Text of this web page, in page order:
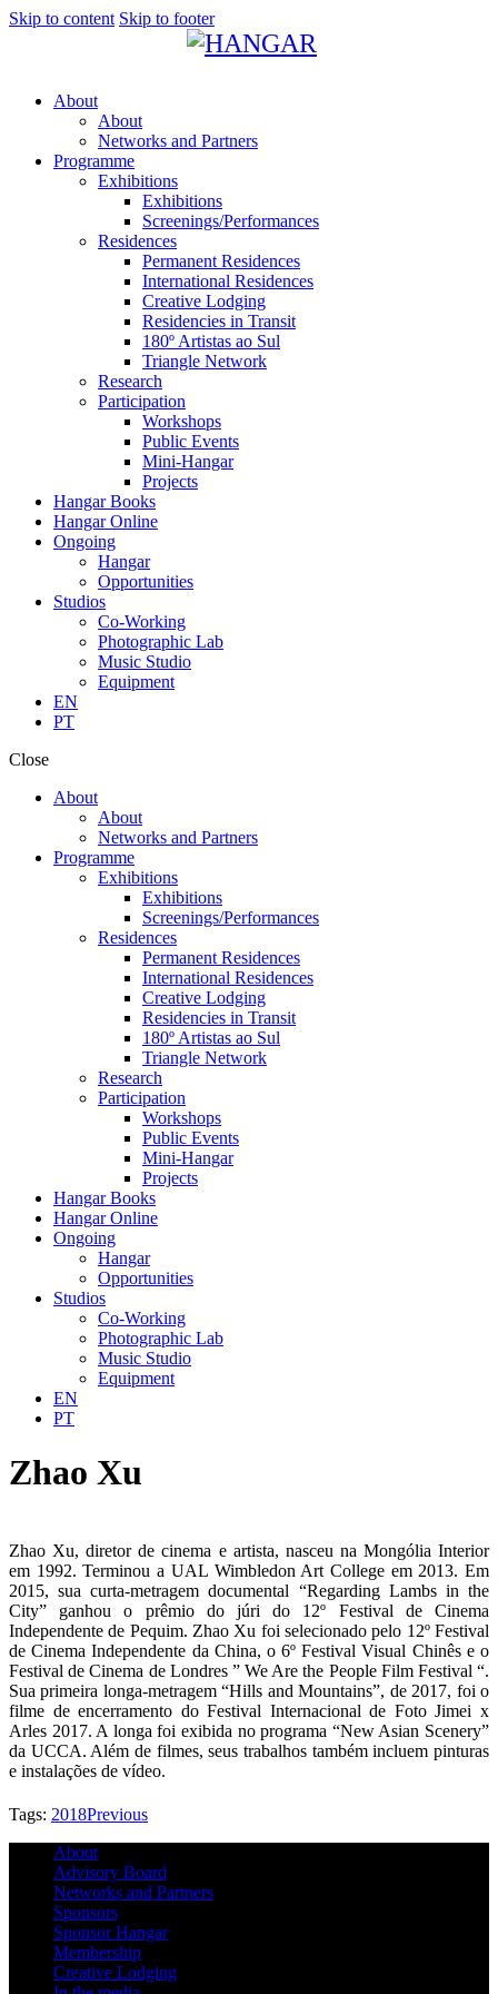
Skip to content Skip to footer
About
About
Networks and Partners
Programme
Exhibitions
Exhibitions
Screenings/Performances
Residences
Permanent Residences
International Residences
Creative Lodging
Residencies in Transit
180º Artistas ao Sul
Triangle Network
Research
Participation
Workshops
Public Events
Mini-Hangar
Projects
Hangar Books
Hangar Online
Ongoing
Hangar
Opportunities
Studios
Co-Working
Photographic Lab
Music Studio
Equipment
EN
PT
Close
About
About
Networks and Partners
Programme
Exhibitions
Exhibitions
Screenings/Performances
Residences
Permanent Residences
International Residences
Creative Lodging
Residencies in Transit
180º Artistas ao Sul
Triangle Network
Research
Participation
Workshops
Public Events
Mini-Hangar
Projects
Hangar Books
Hangar Online
Ongoing
Hangar
Opportunities
Studios
Co-Working
Photographic Lab
Music Studio
Equipment
EN
PT
Zhao Xu
Zhao Xu, diretor de cinema e artista, nasceu na Mongólia Interior
em 1992. Terminou a UAL Wimbledon Art College em 2013. Em
2015, sua curta-metragem documental “Regarding Lambs in the
City” ganhou o prêmio do júri do 12º Festival de Cinema
Independente de Pequim. Zhao Xu foi selecionado pelo 12º Festival
de Cinema Independente da China, o 6º Festival Visual Chinês e o
Festival de Cinema de Londres ” We Are the People Film Festival “.
Sua primeira longa-metragem “Hills and Mountains”, de 2017, foi o
filme de encerramento do Festival Internacional de Foto Jimei x
Arles 2017. A longa foi exibida no programa “New Asian Scenery”
da UCCA. Além de filmes, seus trabalhos também incluem pinturas
e instalações de vídeo.
Tags: 2018Previous
About
Advisory Board
Networks and Partners
Sponsors
Sponsor Hangar
Membership
Creative Lodging